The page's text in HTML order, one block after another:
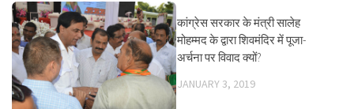
कांग्रेस सरकार के मंत्री सालेह
मोहम्मद के द्वारा शिवमंदिर में पूजा-
अर्चना पर विवाद क्यों?
JANUARY 3, 2019